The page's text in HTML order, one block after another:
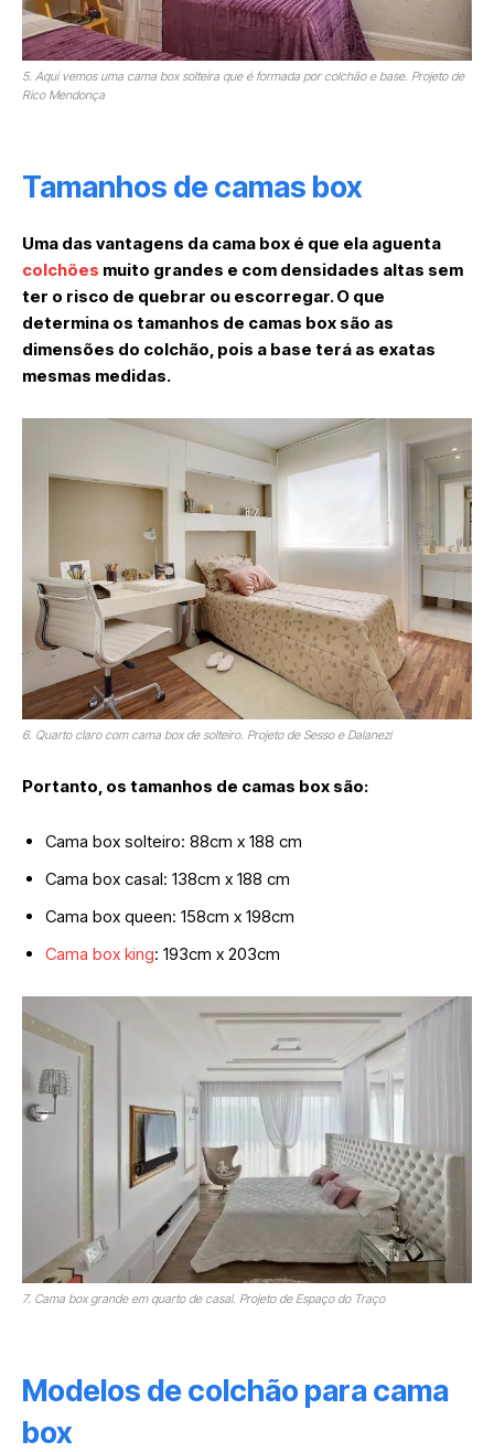
5. Aqui vemos uma cama box solteira que é formada por colchão e base. Projeto de
Rico Mendonça
Tamanhos de camas box
Uma das vantagens da cama box é que ela aguenta
colchões muito grandes e com densidades altas sem
ter o risco de quebrar ou escorregar. O que
determina os tamanhos de camas box são as
dimensões do colchão, pois a base terá as exatas
mesmas medidas.
6. Quarto claro com cama box de solteiro. Projeto de Sesso e Dalanezi
Portanto, os tamanhos de camas box são:
Cama box solteiro: 88cm x 188 cm
Cama box casal: 138cm x 188 cm
Cama box queen: 158cm x 198cm
Cama box king: 193cm x 203cm
7. Cama box grande em quarto de casal. Projeto de Espaço do Traço
Modelos de colchão para cama
box